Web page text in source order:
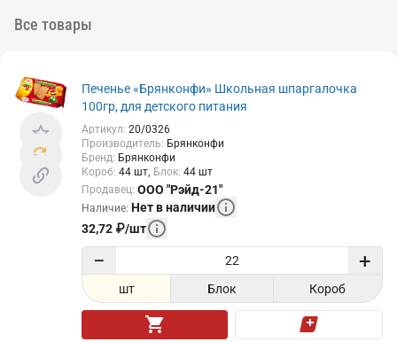
Все товары
Печенье «Брянконфи» Школьная шпаргалочка
100гр, для детского питания
Артикул: 20/0326
Производитель: Брянконфи
Бренд: Брянконфи
Короб: 44 шт Блок: 44 шт
Продавец: ООО "Рэйд-21"
Наличие: Нет в наличии
32,72 ₽/шт
− +
шт Блок Короб